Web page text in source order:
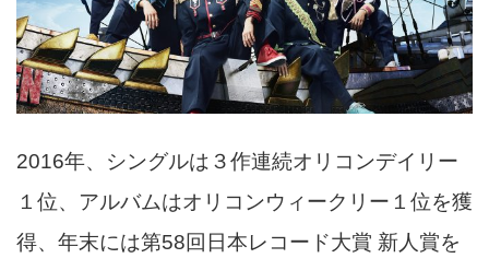
2016年、シングルは３作連続オリコンデイリー
１位、アルバムはオリコンウィークリー１位を獲
得、年末には第58回日本レコード大賞 新人賞を